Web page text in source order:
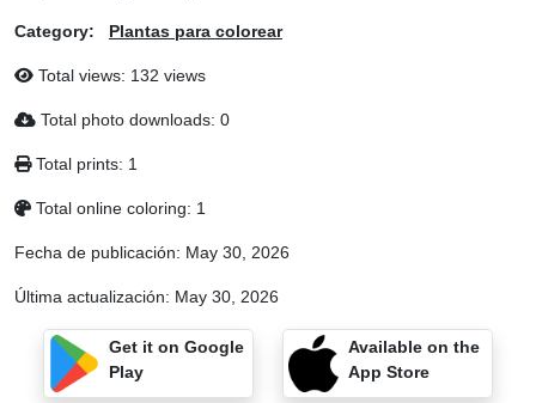
Category: Plantas para colorear
Total views: 132 views
Total photo downloads: 0
Total prints: 1
Total online coloring: 1
Fecha de publicación: May 30, 2026
Última actualización: May 30, 2026
Get it on Google
Play
Available on the
App Store